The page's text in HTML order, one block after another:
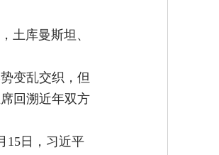
土库曼斯坦、
变乱交织，但
回溯近年双方
15日，习近平